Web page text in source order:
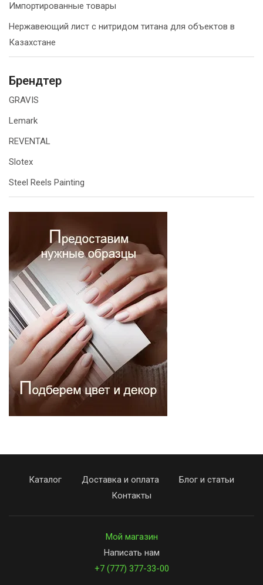
Импортированные товары
Нержавеющий лист с нитридом титана для объектов в
Казахстане
Брендтер
GRAVIS
Lemark
REVENTAL
Slotex
Steel Reels Painting
Каталог Доставка и оплата
Блог и статьи
Контакты
Мой магазин
Написать нам
+7 (777) 377-33-00